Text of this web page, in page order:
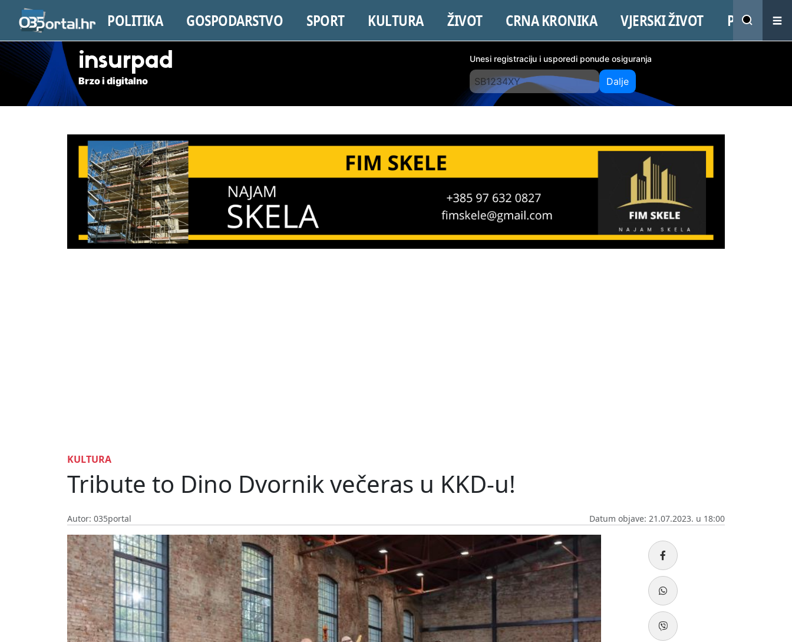
POLITIKA GOSPODARSTVO SPORT KULTURA ŽIVOT CRNA KRONIKA VJERSKI ŽIVOT PROMO
insurpad
Brzo i digitalno
Unesi registraciju i usporedi ponude osiguranja
Dalje
KULTURA
Tribute to Dino Dvornik večeras u KKD-u!
Autor: 035portal Datum objave: 21.07.2023. u 18:00